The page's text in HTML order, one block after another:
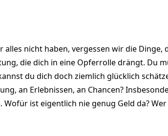
nicht haben, vergessen wir die Dinge,
die dich in eine Opferrolle drängt. Du
du dich doch ziemlich glücklich
an Erlebnissen, an Chancen?
ist eigentlich nie genug Geld da?